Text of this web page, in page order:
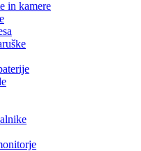
in kamere